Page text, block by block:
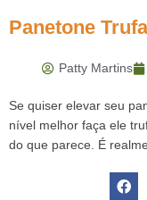
Panetone
Patty Martins
Se quiser elevar seu
nível melhor faça ele
do que parece. É